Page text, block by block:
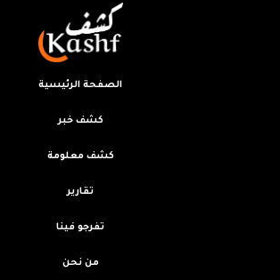
الصفحة الرئيسية
كشف خبر
كشف معلومة
تقارير
تفرجو فينا
من نحن